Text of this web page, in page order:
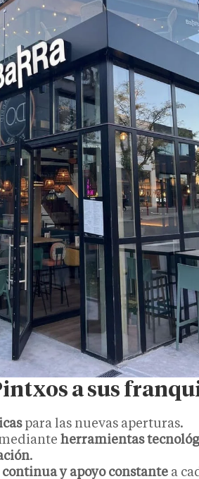
a sus
para las nuevas aperturas.
herramientas
.
y apoyo constante a